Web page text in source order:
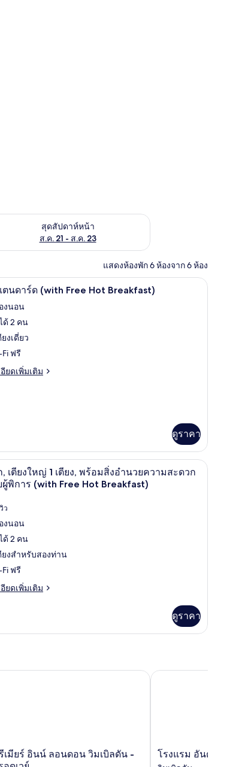
14 - ส.ค. 16สุดสัปดาห์หน้า
ส.ค. 21 - ส.ค. 23
สอบจำนวนห้องพักว่างในสุดสัปดาห์หน้า ส.ค. 21 - ส.ค. 23
แสดงห้องพัก 6 ห้องจาก 6 ห้อง
อน (ฟรี)
ตียงเด็กอ่อน (ฟรี)
ย
าร์ด
1 ห้องนอน, โต๊ะทำงาน, เตารีด/โต๊ะรีดผ้า, เปล/
นดาร์ด (with Free Hot Breakfast)
งนอน
ด้ 2 คน
ยงเดี่ยว
ฟรี
ยดเพิ่มเติม
ด
ดูราคา
ปล/เตียงเด็กอ่อน (ฟรี)
เตียงเด็กอ่อน (ฟรี)
ย
ห้องพัก, เตียงใหญ่ 1 เตียง, พร้อมสิ่งอำนวยควา
เตียงใหญ่ 1 เตียง, พร้อมสิ่งอำนวยความสะดวก
พิการ (with Free Hot Breakfast)
10
ว
)งนอน
ด้ 2 คน
ยงสำหรับสองท่าน
ฟรี
ยดเพิ่มเติม
ดูราคา
ธ โร้ด
มียร์
น์
เมียร์ อินน์ ลอนดอน วิมเบิลดัน -
ยร์ อินน์ ลอนดอน วิมเบิลดัน - บรอดเวย์
โรงแรม
อัน
โรงแรม อันตัวแน็ต วิ
โรงแรม อันตัวแน็ต วิมเ